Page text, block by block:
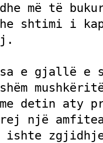
më të
shtimi i
detin aty
një